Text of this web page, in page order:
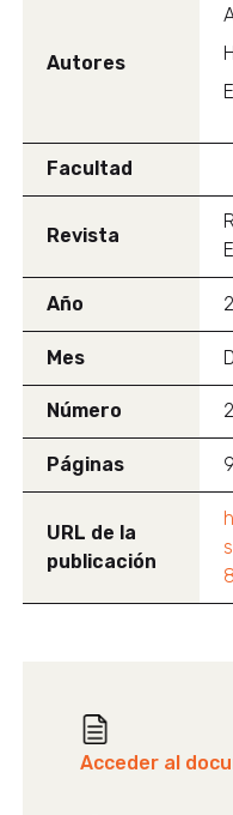
Autores
Facultad
Revista
Año
Mes
Número 2
Páginas
URL de la
publicación
Acceder al